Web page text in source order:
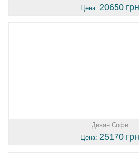
Цена: 20650 грн
Диван Софи
Цена: 25170 грн